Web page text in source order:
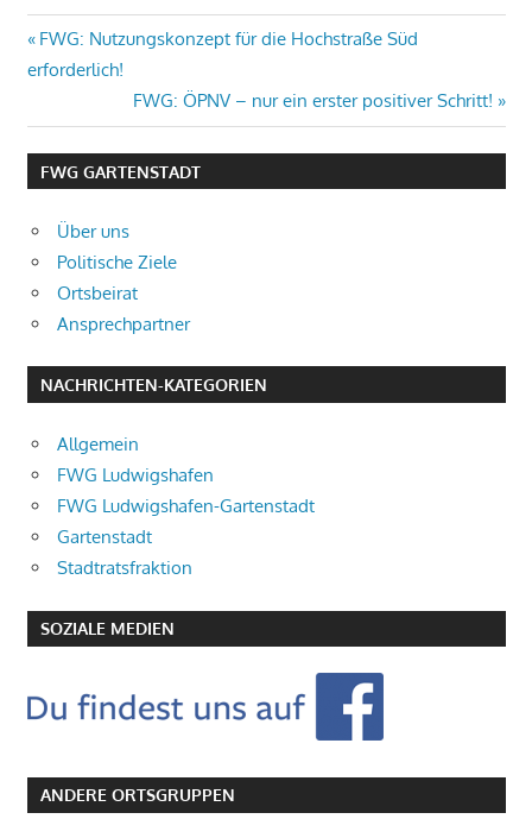
Beitragsnavigation
Vorheriger
Beitrag:
FWG: Nutzungskonzept für die Hochstraße Süd
erforderlich!
Nächster
Beitrag:
FWG: ÖPNV – nur ein erster positiver Schritt!
FWG GARTENSTADT
Über uns
Politische Ziele
Ortsbeirat
Ansprechpartner
NACHRICHTEN-KATEGORIEN
Allgemein
FWG Ludwigshafen
FWG Ludwigshafen-Gartenstadt
Gartenstadt
Stadtratsfraktion
SOZIALE MEDIEN
ANDERE ORTSGRUPPEN